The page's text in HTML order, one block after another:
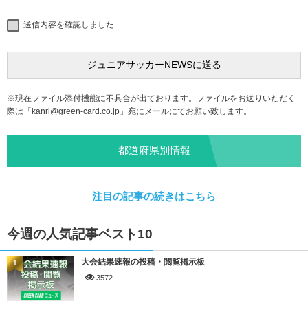
送信内容を確認しました
※現在ファイル添付機能に不具合が出ております。ファイルをお送りいただく
際は「 kanri@green-card.co.jp 」宛にメールにてお願い致します。
都道府県別情報
注目の記事の続きはこちら
今週の人気記事ベスト10
大会結果速報の投稿・閲覧掲示板
3572
1